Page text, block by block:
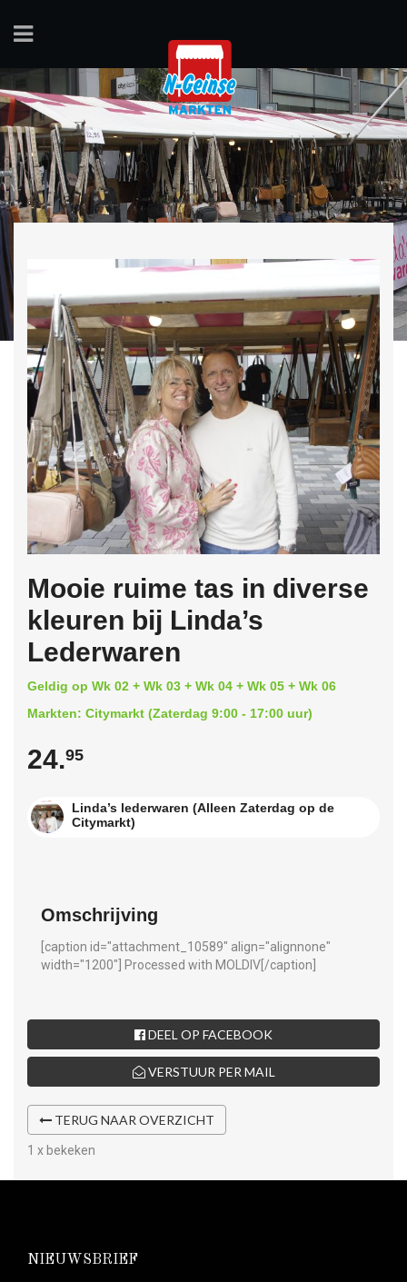
Mooie ruime tas in diverse
kleuren bij Linda’s
Lederwaren
Geldig op Wk 02 + Wk 03 + Wk 04 + Wk 05 + Wk 06
Markten: Citymarkt (Zaterdag 9:00 - 17:00 uur)
24.95
Linda’s lederwaren (Alleen Zaterdag op de
Citymarkt)
Omschrijving
[caption id="attachment_10589" align="alignnone"
width="1200"]
Processed with MOLDIV[/caption]
DEEL OP FACEBOOK
VERSTUUR PER MAIL
TERUG NAAR OVERZICHT
1 x bekeken
NIEUWSBRIEF